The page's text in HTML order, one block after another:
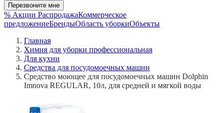
Перезвоните мне
% Акции РаспродажаКоммерческое
предложениеБрендыОбласть уборкиОбъекты
Главная
Химия для уборки профессиональная
Для кухни
Средства для посудомоечных машин
Средство моющее для посудомоечных машин Dolphin
Imnova REGULAR, 10л, для средней и мягкой воды